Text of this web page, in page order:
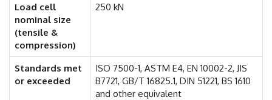
Load cell
nominal size
(tensile &
compression)
250 kN
Standards met
or exceeded
ISO 7500-1, ASTM E4, EN 10002-2, JIS
B7721, GB/T 16825.1, DIN 51221, BS 1610
and other equivalent